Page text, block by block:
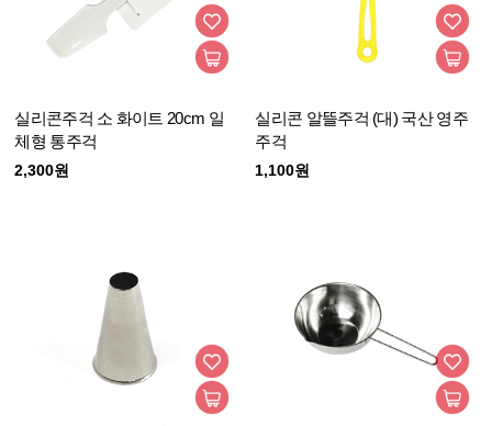
실리콘주걱 소 화이트 20cm 일
체형 통주걱
2,300원
실리콘 알뜰주걱 (대) 국산 영주
주걱
1,100원